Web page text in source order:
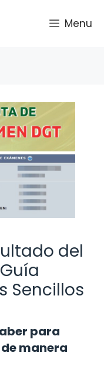
Menu
del
Sencillos
para
manera